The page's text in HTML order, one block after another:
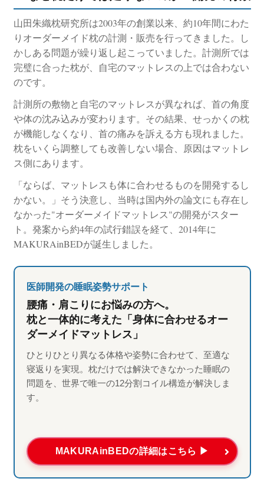
山田朱織枕研究所は2003年の創業以来、約10年間にわた
りオーダーメイド枕の計測・販売を行ってきました。し
かしある問題が繰り返し起こっていました。計測所では
完璧に合った枕が、自宅のマットレスの上では合わない
のです。
計測所の敷物と自宅のマットレスが異なれば、首の角度
や体の沈み込みが変わります。その結果、せっかくの枕
が機能しなくなり、首の痛みを訴える方も現れました。
枕をいくら調整しても改善しない場合、原因はマットレ
ス側にあります。
「ならば、マットレスも体に合わせるものを開発するし
かない。」そう決意し、当時は国内外の論文にも存在し
なかった"オーダーメイドマットレス"の開発がスター
ト。発案から約4年の試行錯誤を経て、2014年に
MAKURAinBEDが誕生しました。
医師開発の睡眠姿勢サポート
腰痛・肩こりにお悩みの方へ。
枕と一体的に考えた「身体に合わせるオー
ダーメイドマットレス」
ひとりひとり異なる体格や姿勢に合わせて、至適な
寝返りを実現。枕だけでは解決できなかった睡眠の
問題を、世界で唯一の12分割コイル構造が解決しま
す。
MAKURAinBEDの詳細はこちら ▶